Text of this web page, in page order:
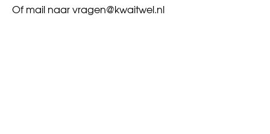
Of mail naarvragen@kwaitwel.nl